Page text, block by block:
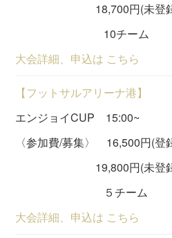
18,700円(未登録
10チーム
大会詳細、申込は こちら
【フットサルアリーナ港】
エンジョイCUP 15:00~
〈参加費/募集〉 16,500円(登
19,800円(未登録
５チーム
大会詳細、申込は こちら